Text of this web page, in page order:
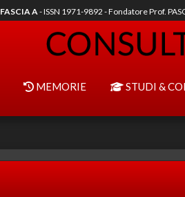
FASCIA A- ISSN 1971-9892 - Fondatore Prof.
MEMORIE STUDI &